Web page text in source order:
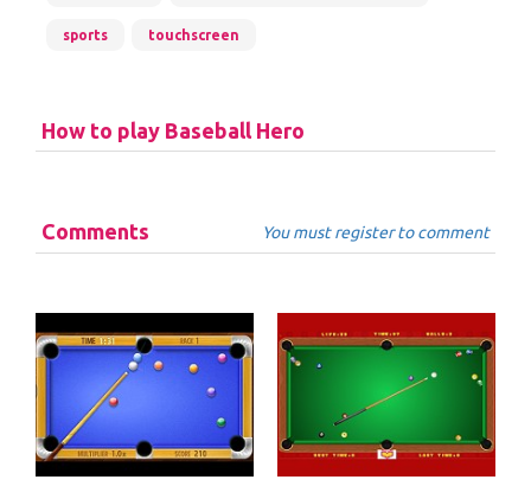
sports touchscreen
How to play Baseball Hero
Comments You must register to comment